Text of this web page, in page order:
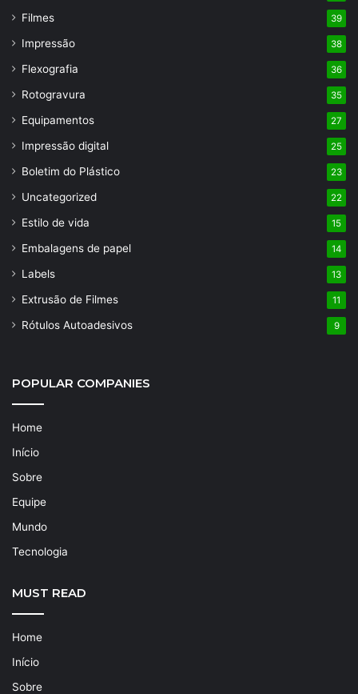
Filmes 39
Impressão 38
Flexografia 36
Rotogravura 35
Equipamentos 27
Impressão digital 25
Boletim do Plástico 23
Uncategorized 22
Estilo de vida 15
Embalagens de papel 14
Labels 13
Extrusão de Filmes 11
Rótulos Autoadesivos 9
POPULAR COMPANIES
Home
Início
Sobre
Equipe
Mundo
Tecnologia
MUST READ
Home
Início
Sobre